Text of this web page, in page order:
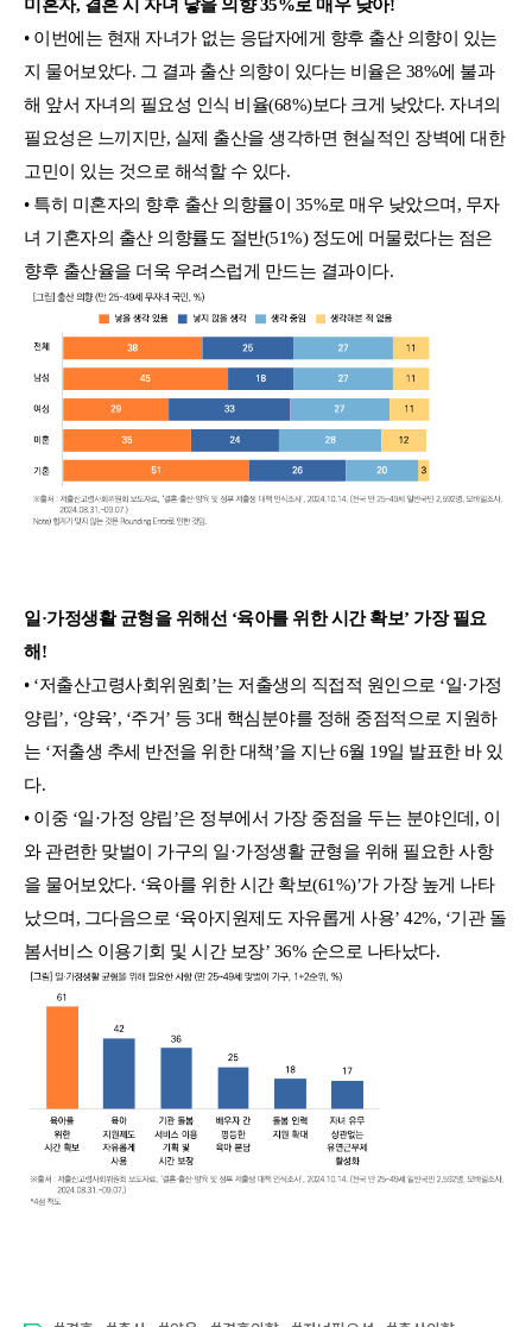
미혼자, 결혼 시 자녀 낳을 의향 35%로 매우 낮아!
• 이번에는 현재 자녀가 없는 응답자에게 향후 출산 의향이 있는
지 물어보았다. 그 결과 출산 의향이 있다는 비율은 38%에 불과
해 앞서 자녀의 필요성 인식 비율(68%)보다 크게 낮았다. 자녀의
필요성은 느끼지만, 실제 출산을 생각하면 현실적인 장벽에 대한
고민이 있는 것으로 해석할 수 있다.
• 특히 미혼자의 향후 출산 의향률이 35%로 매우 낮았으며, 무자
녀 기혼자의 출산 의향률도 절반(51%) 정도에 머물렀다는 점은
향후 출산율을 더욱 우려스럽게 만드는 결과이다.
일·가정생활 균형을 위해선 ‘육아를 위한 시간 확보’ 가장 필요
해!
• ‘저출산고령사회위원회’는 저출생의 직접적 원인으로 ‘일·가정
양립’, ‘양육’, ‘주거’ 등 3대 핵심분야를 정해 중점적으로 지원하
는 ‘저출생 추세 반전을 위한 대책’을 지난 6월 19일 발표한 바 있
다.
• 이중 ‘일·가정 양립’은 정부에서 가장 중점을 두는 분야인데, 이
와 관련한 맞벌이 가구의 일·가정생활 균형을 위해 필요한 사항
을 물어보았다. ‘육아를 위한 시간 확보(61%)’가 가장 높게 나타
났으며, 그다음으로 ‘육아지원제도 자유롭게 사용’ 42%, ‘기관 돌
봄서비스 이용기회 및 시간 보장’ 36% 순으로 나타났다.